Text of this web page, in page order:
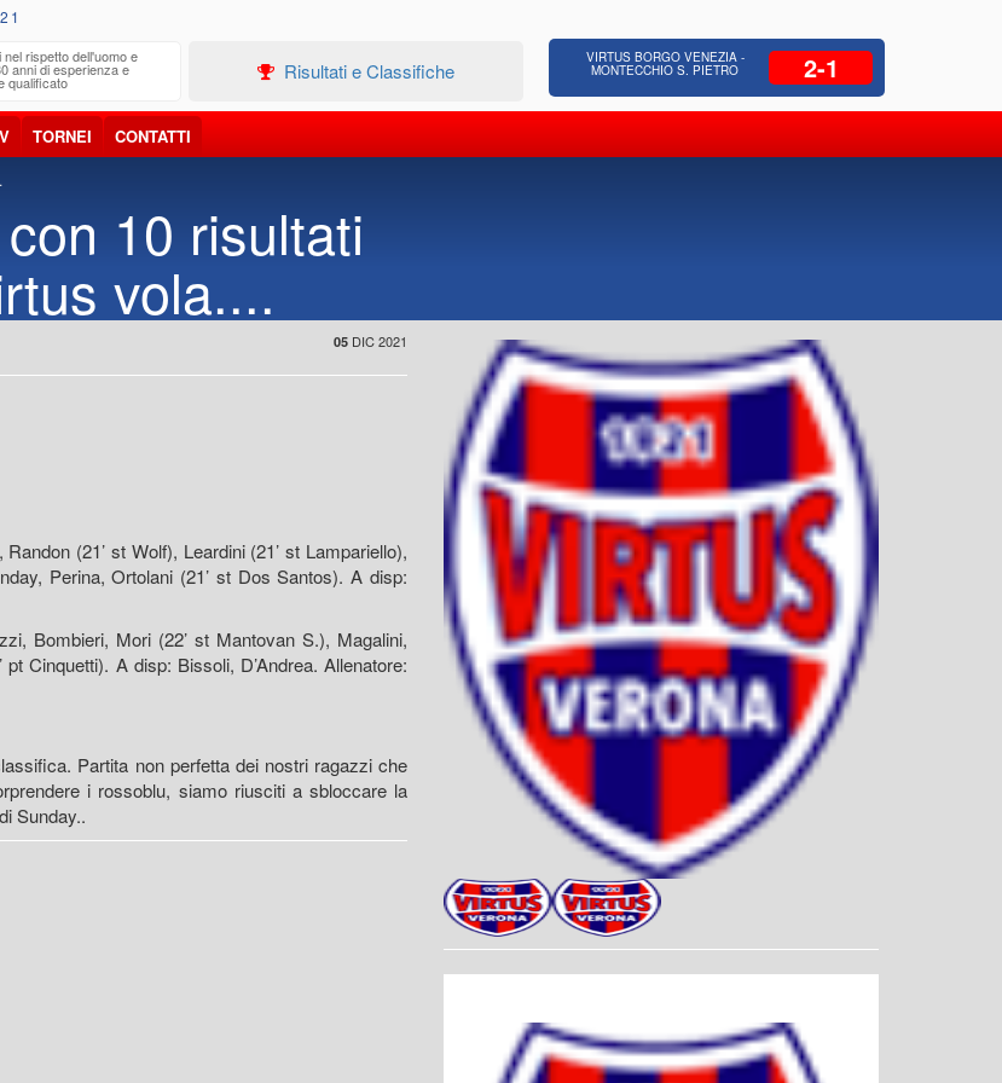
rispetto dell'uomo e
anni di esperienza e
qualificato
Edilizia Residenziale, Opere pubbliche,
Progettazione Strade, Opere idrauliche, Bonifica
Risultati e Classifiche
VIRTUS BORGO VENEZIA -
MONTECCHIO S. PIETRO 2-1
TORNEI CONTATTI
10 risultati
vola....
05 DIC 2021
(21’ st Wolf), Leardini (21’ st Lampariello),
Perina, Ortolani (21’ st Dos Santos). A disp:
Bombieri, Mori (22’ st Mantovan S.), Magalini,
Cinquetti). A disp: Bissoli, D’Andrea. Allenatore:
Partita non perfetta dei nostri ragazzi che
i rossoblu, siamo riusciti a sbloccare la
Sunday..